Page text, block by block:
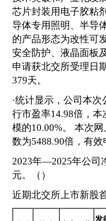
芯片封装用电子胶粘
导体专用照明、半导
的产品形态为改性可
安全防护、液晶面板
申请获北交所受理日
379天。
·统计显示，公司本
行市盈率14.98倍，
模的10.00%。 本次
数为5488.90倍，有
2023年—2025年公司
元。（）
近期北交所上市新股
发